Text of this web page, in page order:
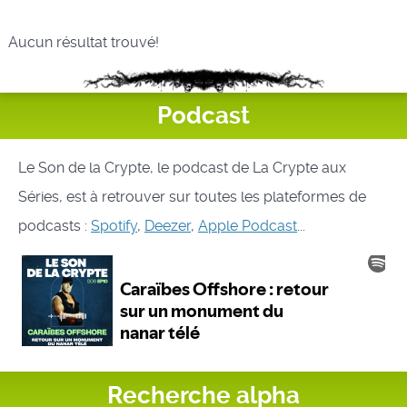
Aucun résultat trouvé!
Podcast
Le Son de la Crypte, le podcast de La Crypte aux
Séries, est à retrouver sur toutes les plateformes de
podcasts : Spotify, Deezer, Apple Podcast...
Recherche alpha